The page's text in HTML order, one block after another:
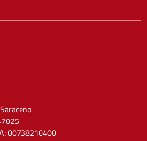
00738210400